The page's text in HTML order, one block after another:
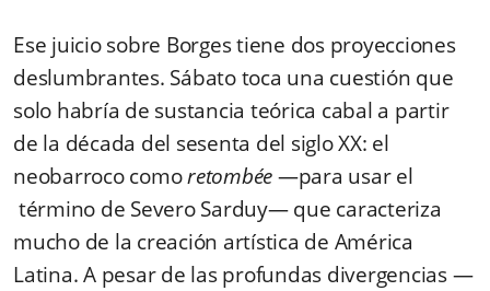
Ese juicio sobre Borges tiene dos proyecciones
deslumbrantes. Sábato toca una cuestión que
solo habría de sustancia teórica cabal a partir
de la década del sesenta del siglo XX: el
neobarroco comoretombée—para usar el
término de Severo Sarduy— que caracteriza
mucho de la creación artística de América
Latina. A pesar de las profundas divergencias —